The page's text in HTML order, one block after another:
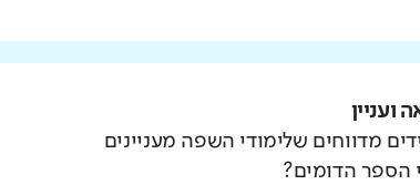
ועניין
מדווחים שלימודי השפה מעניינים
הספר הדומים?